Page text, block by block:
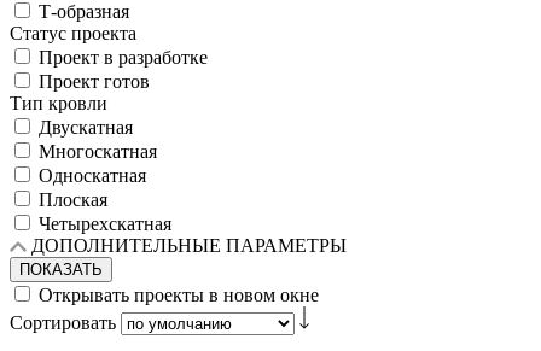
Т-образная
Статус проекта
Проект в разработке
Проект готов
Тип кровли
Двускатная
Многоскатная
Односкатная
Плоская
Четырехскатная
ДОПОЛНИТЕЛЬНЫЕ ПАРАМЕТРЫ
ПОКАЗАТЬ
Открывать проекты в новом окне
Сортировать